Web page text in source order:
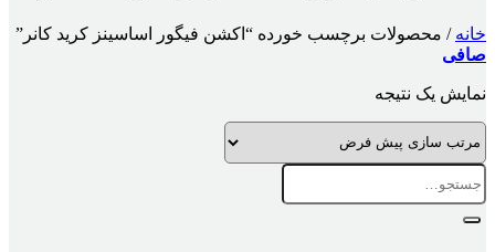
خانه / محصولات برچسب خورده “اکشن فیگور اساسینز کرید کانر”
صافی
نمایش یک نتیجه
جستجو
برای: